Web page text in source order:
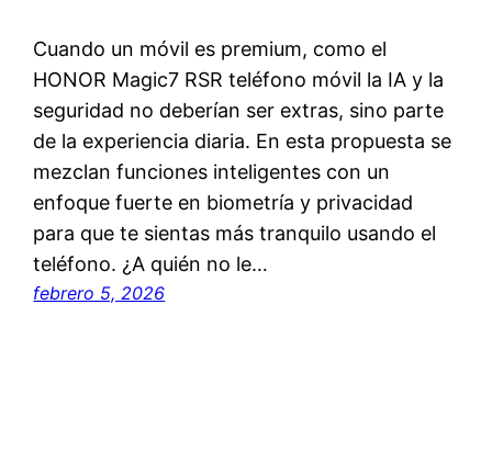
Cuando un móvil es premium, como el
HONOR Magic7 RSR teléfono móvil la IA y la
seguridad no deberían ser extras, sino parte
de la experiencia diaria. En esta propuesta se
mezclan funciones inteligentes con un
enfoque fuerte en biometría y privacidad
para que te sientas más tranquilo usando el
teléfono. ¿A quién no le…
febrero 5, 2026